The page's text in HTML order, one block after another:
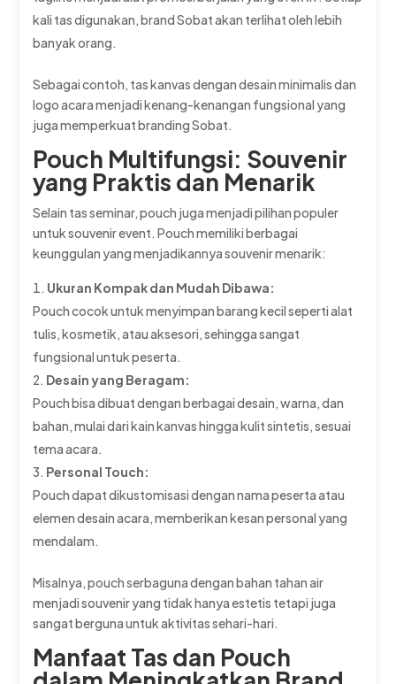
kali tas digunakan, brand Sobat akan terlihat oleh lebih
banyak orang.
Sebagai contoh, tas kanvas dengan desain minimalis dan
logo acara menjadi kenang-kenangan fungsional yang
juga memperkuat branding Sobat.
Pouch Multifungsi: Souvenir
yang Praktis dan Menarik
Selain tas seminar, pouch juga menjadi pilihan populer
untuk souvenir event. Pouch memiliki berbagai
keunggulan yang menjadikannya souvenir menarik:
Ukuran Kompak dan Mudah Dibawa:
Pouch cocok untuk menyimpan barang kecil seperti alat
tulis, kosmetik, atau aksesori, sehingga sangat
fungsional untuk peserta.
Desain yang Beragam:
Pouch bisa dibuat dengan berbagai desain, warna, dan
bahan, mulai dari kain kanvas hingga kulit sintetis, sesuai
tema acara.
Personal Touch:
Pouch dapat dikustomisasi dengan nama peserta atau
elemen desain acara, memberikan kesan personal yang
mendalam.
Misalnya, pouch serbaguna dengan bahan tahan air
menjadi souvenir yang tidak hanya estetis tetapi juga
sangat berguna untuk aktivitas sehari-hari.
Manfaat Tas dan Pouch